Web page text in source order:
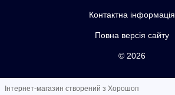
Контактна інформація
Повна версія сайту
© 2026
Інтернет-магазин створений з Хорошоп